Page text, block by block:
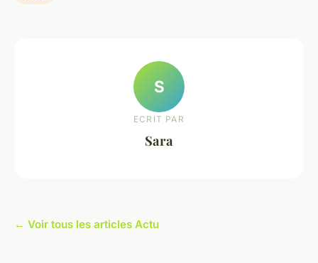
S
ECRIT PAR
Sara
← Voir tous les articles Actu